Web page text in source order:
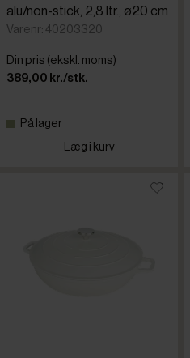
alu/non-stick, 2,8 ltr., ø20 cm
Varenr: 40203320
Din pris (ekskl. moms)
389,00 kr./stk.
På lager
Læg i kurv